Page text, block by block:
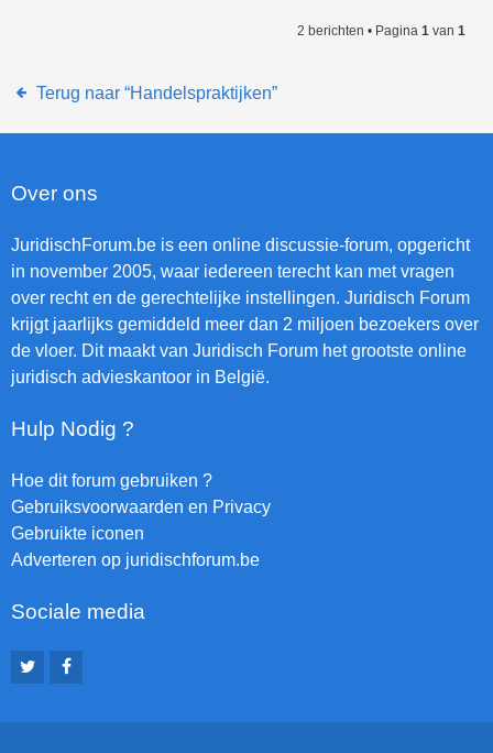
2 berichten • Pagina 1 van 1
Terug naar “Handelspraktijken”
Over ons
JuridischForum.be is een online discussie-forum, opgericht
in november 2005, waar iedereen terecht kan met vragen
over recht en de gerechtelijke instellingen. Juridisch Forum
krijgt jaarlijks gemiddeld meer dan 2 miljoen bezoekers over
de vloer. Dit maakt van Juridisch Forum het grootste online
juridisch advieskantoor in België.
Hulp Nodig ?
Hoe dit forum gebruiken ?
Gebruiksvoorwaarden en Privacy
Gebruikte iconen
Adverteren op juridischforum.be
Sociale media